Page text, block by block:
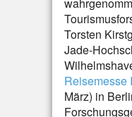
Torsten
Jade-
Reisemesse
März) in